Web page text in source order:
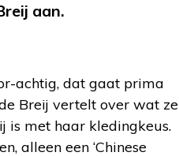
aan.
achtig, dat gaat prima
Breij vertelt over wat ze
is met haar kledingkeus.
alleen een ‘Chinese